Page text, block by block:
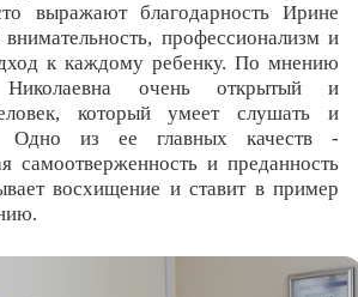
выражают благодарность Ирине
профессионализм и
к каждому ребенку. По мнению
очень открытый и
который умеет слушать и
Одно из ее главных качеств -
самоотверженность и преданность
восхищение и ставит в пример